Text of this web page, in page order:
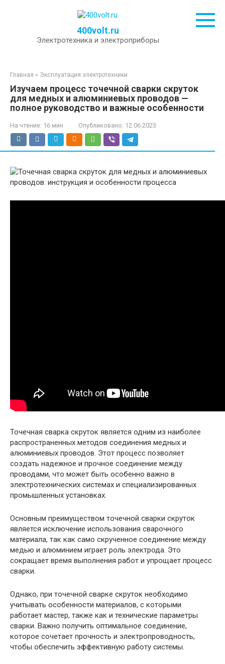
400volt.ru
Электротехника и электроприборы
Главная » Эксплуатация электротехники
Изучаем процесс точечной сварки скруток
для медных и алюминиевых проводов —
полное руководство и важные особенности
На чтение: 16 мин Опубликовано: 12.06.2023
Точечная сварка скруток является одним из наиболее
распространенных методов соединения медных и
алюминиевых проводов. Этот процесс позволяет
создать надежное и прочное соединение между
проводами, что может быть особенно важно в
электротехнических системах и специализированных
промышленных установках.
Основным преимуществом точечной сварки скруток
является исключение использования сварочного
материала, так как само скрученное соединение между
медью и алюминием играет роль электрода. Это
сокращает время выполнения работ и упрощает процесс
сварки.
Однако, при точечной сварке скруток необходимо
учитывать особенности материалов, с которыми
работает мастер, также как и технические параметры
сварки. Важно получить оптимальное соединение,
которое сочетает прочность и электропроводность,
чтобы обеспечить эффективную работу системы.